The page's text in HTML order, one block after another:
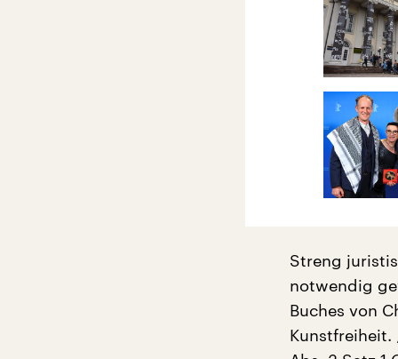
Streng
notwendig
Buches von
Kunstfreiheit.